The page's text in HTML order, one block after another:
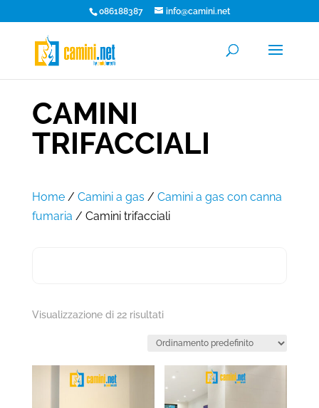
086188387 info@camini.net
CAMINI
TRIFACCIALI
Home/ Camini a gas / Camini a gas con canna
fumaria / Camini trifacciali
Visualizzazione di 22 risultati